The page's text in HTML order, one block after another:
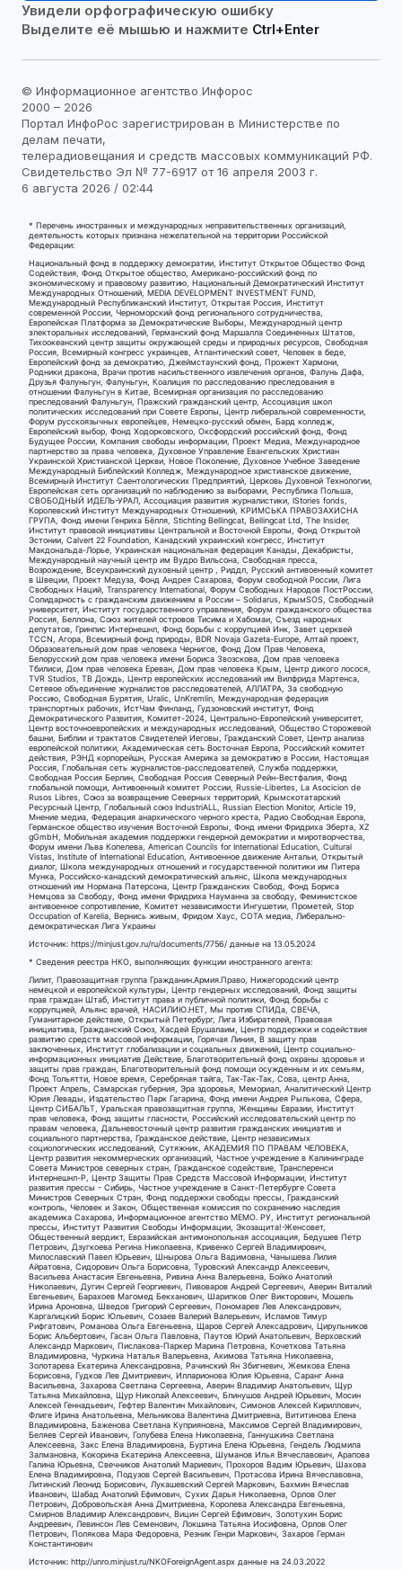
Увидели орфографическую ошибку
Выделите её мышью и нажмите Ctrl+Enter
© Информационное агентство Инфорос
2000 – 2026
Портал ИнфоРос зарегистрирован в Министерстве по
делам печати,
телерадиовещания и средств массовых коммуникаций РФ.
Свидетельство Эл № 77-6917 от 16 апреля 2003 г.
6 августа 2026 / 02:44